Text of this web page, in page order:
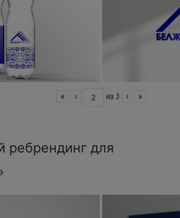
« ‹ из 3 › »
ребрендинг для